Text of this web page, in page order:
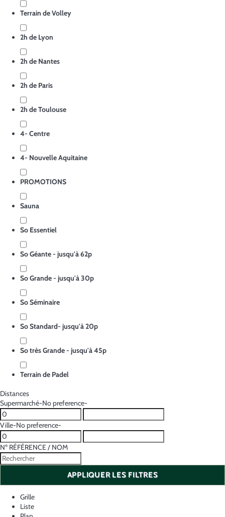
Terrain de Volley
2h de Lyon
2h de Nantes
2h de Paris
2h de Toulouse
4- Centre
4- Nouvelle Aquitaine
PROMOTIONS
Sauna
So Essentiel
So Géante - jusqu'à 62p
So Grande - jusqu'à 30p
So Séminaire
So Standard- jusqu'à 20p
So très Grande - jusqu'à 45p
Terrain de Padel
Distances
Supermarché-No preference-
Ville-No preference-
Nº RÉFÉRENCE / NOM
APPLIQUER LES FILTRES
Grille
Liste